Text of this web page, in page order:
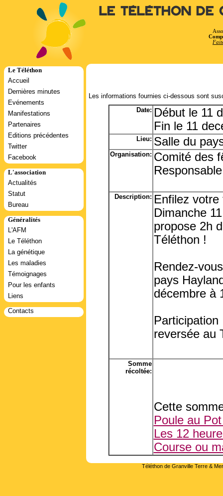
Le Téléthon de
Le Téléthon
Accueil
Dernières minutes
Evénements
Manifestations
Partenaires
Editions précédentes
Twitter
Facebook
L'association
Actualités
Statut
Bureau
Généralités
L'AFM
Le Téléthon
La génétique
Les maladies
Témoignages
Pour les enfants
Liens
Contacts
Les informations fournies ci-dessous sont
Date: Début le 11
Fin le 11
Lieu: Salle du
Organisation: Comité des
Description: Enfilez
Dimanche
propose 2h
Téléthon !
Rendez-
pays
décembre à
Participation
reversée au
Somme
récoltée:
Cette
Poule au
Les 12
Course ou
Téléthon de Granville Terre &